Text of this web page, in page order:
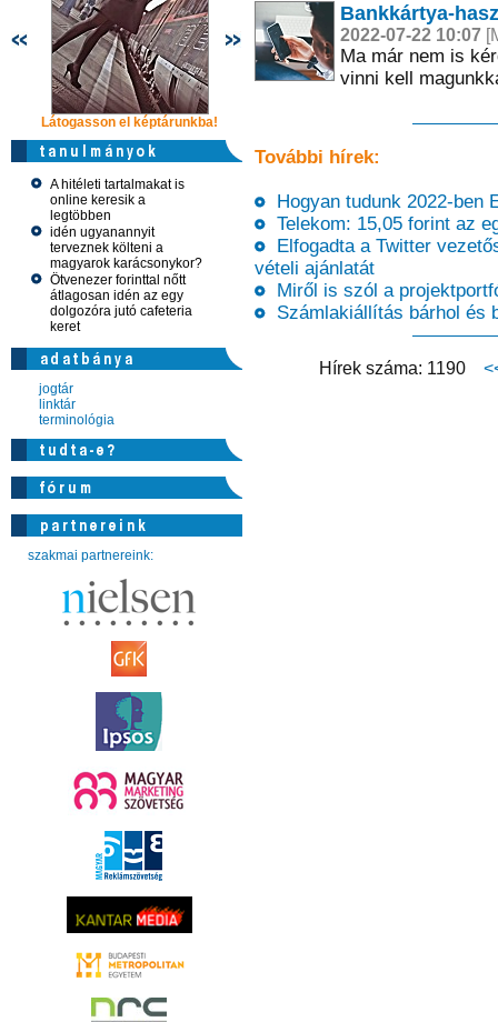
Látogasson el képtárunkba! Látogasson
A hitéleti tartalmakat is
online keresik a
legtöbben
idén ugyanannyit
terveznek költeni a
magyarok karácsonykor?
Ötvenezer forinttal nőtt
átlagosan idén az egy
dolgozóra jutó cafeteria
keret
jogtár
linktár
terminológia
szakmai partnereink:
Bankkártya-
2022-07-22 10:07
Ma már nem is
vinni kell
További hírek:
Hogyan tudunk 2022-ben
Telekom: 15,05 forint az
Elfogadta a Twitter
vételi ajánlatát
Miről is szól a
Számlakiállítás bárhol és
Hírek száma: 1190